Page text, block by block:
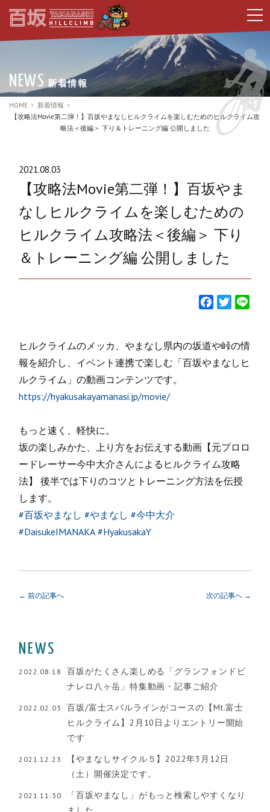
t
o
g
l
e
a
v
i
g
a
NEWS 新着情報
HOME
新着情報
【攻略法Movie第二弾！】百坂やまなしヒルクライムを楽しむためのヒルクライム攻
略法＜後編＞ 下り＆トレーニング編 公開しました
2021.08.03
【攻略法Movie第二弾！】百坂やま
なしヒルクライムを楽しむための
ヒルクライム攻略法＜後編＞ 下り
＆トレーニング編 公開しました
e
b
T
t
t
e
ヒルクライムのメッカ、やまなし県内の坂道や峠の情
報を紹介し、イベント連携で楽しむ「百坂やまなしヒ
ルクライム」の動画コンテンツです。
https://hyakusakayamanasi.jp/movie/
もっと速く、軽快に。
坂の楽しみかた、上り方をお伝えする動画【元プロロ
ードレーサー今中大介さんによるヒルクライム攻略
法】 後半では下りのコツとトレーニング方法を伝授
します。
#百坂やまなし #やまなし #今中大介
#DaisukeIMANAKA #HyakusakaY
← 前の記事へ 次の記事へ →
NEWS
2022.08.18
百坂がたくさん楽しめる「グランフォンドピ
ナレロ八ヶ岳」特集動画・記事ご紹介
2022.02.03
百坂/富士スバルラインがコースの【Mt.富士
ヒルクライム】2月10日よりエントリー開始
です
2021.12.23
【やまなしサイクル５】2022年3月12日
（土）開催決定です。
2021.11.30
「百坂やまなし」がもっと検索しやすくなり